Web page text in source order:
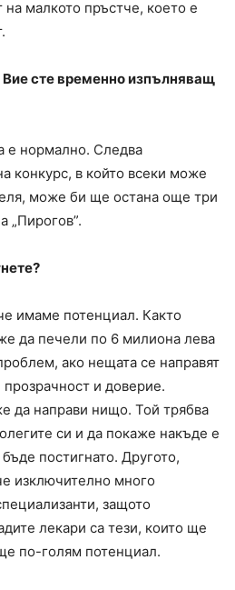
на малкото пръстче, което е
сте временно изпълняващ
е нормално. Следва
конкурс, в който всеки може
може би ще остана още три
„Пирогов”.
имаме потенциал. Както
да печели по 6 милиона лева
ако нещата се направят
и доверие.
да направи нищо. Той трябва
си и да покаже накъде е
постигнато. Другото,
изключително много
защото
лекари са тези, които ще
по-голям потенциал.